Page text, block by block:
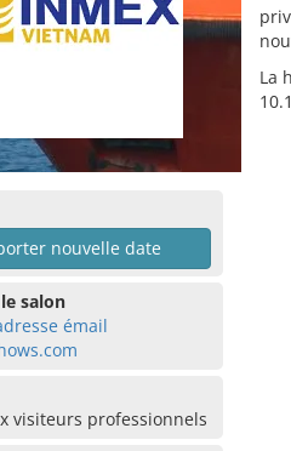
nouvelle date
salon
émail
visiteurs professionnels
La